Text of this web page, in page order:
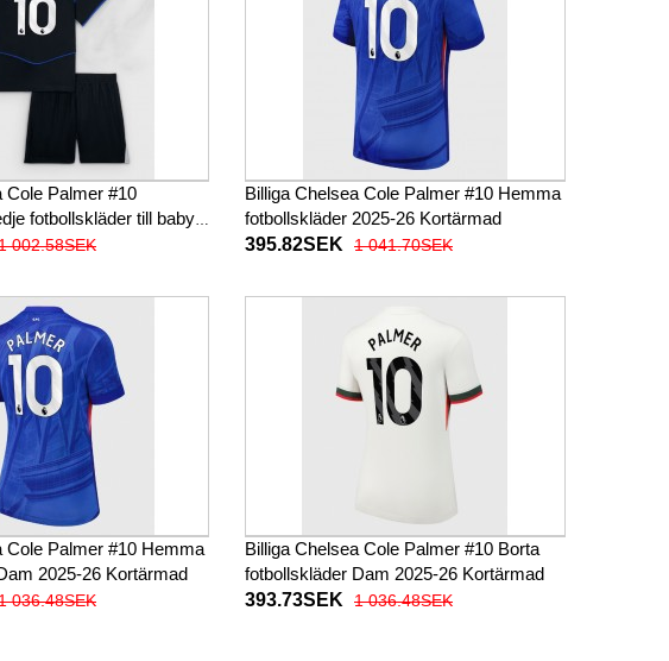
Cole Palmer #10
fotbollskläder till baby
(+ Korta byxor)
002.58SEK
Billiga Chelsea Cole Palmer #10 Hemma
fotbollskläder 2025-26 Kortärmad
395.82SEK
1 041.70SEK
Cole Palmer #10 Hemma
2025-26 Kortärmad
036.48SEK
Billiga Chelsea Cole Palmer #10 Borta
fotbollskläder Dam 2025-26 Kortärmad
393.73SEK
1 036.48SEK